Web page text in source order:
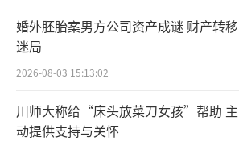
婚外胚胎案男方公司资产成谜 财产转移
迷局
2026-08-03 15:13:02
川师大称给“床头放菜刀女孩”帮助 主
动提供支持与关怀